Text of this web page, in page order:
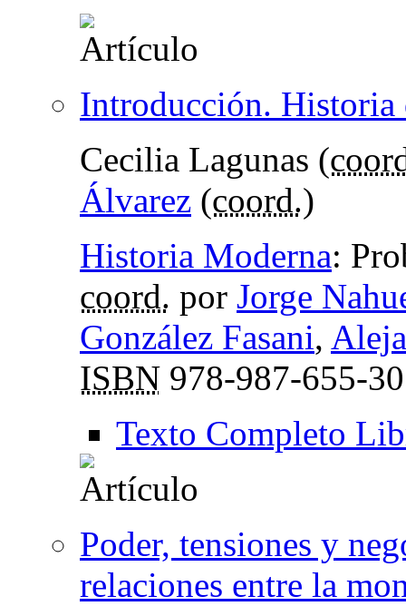
Introducción. Historia
Cecilia Lagunas (
Álvarez (coord.)
Historia Moderna:
coord. por Jorge
González Fasani,
ISBN 978-987-655-
Texto Completo
Poder, tensiones y
relaciones entre la